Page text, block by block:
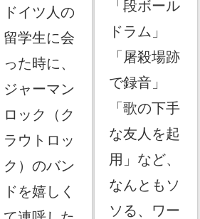
「段ボール
ドラム」
「屠殺場跡
で録音」
「歌の下手
な友人を起
用」など、
なんともソ
ソる、ワー
ドイツ人の
留学生に会
った時に、
ジャーマン
ロック（ク
ラウトロッ
ク）のバン
ドを嬉しく